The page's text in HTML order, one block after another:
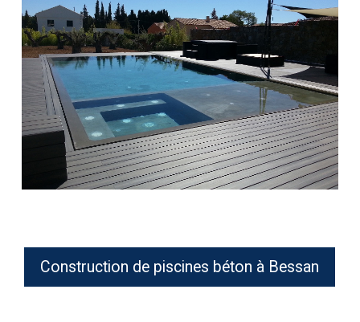
Construction de piscines béton à Bessan